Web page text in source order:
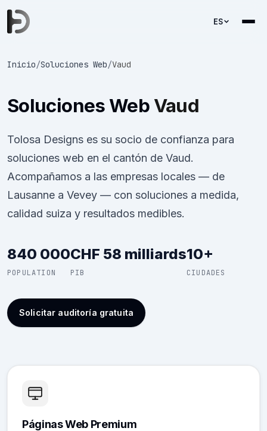
ES
Inicio/Soluciones Web/Vaud
Soluciones Web Vaud
Tolosa Designs es su socio de confianza para
soluciones web en el cantón de Vaud.
Acompañamos a las empresas locales — de
Lausanne a Vevey — con soluciones a medida,
calidad suiza y resultados medibles.
840 000
POPULATION
CHF 58 milliards
PIB
10+
CIUDADES
Solicitar auditoría gratuita
Páginas Web Premium